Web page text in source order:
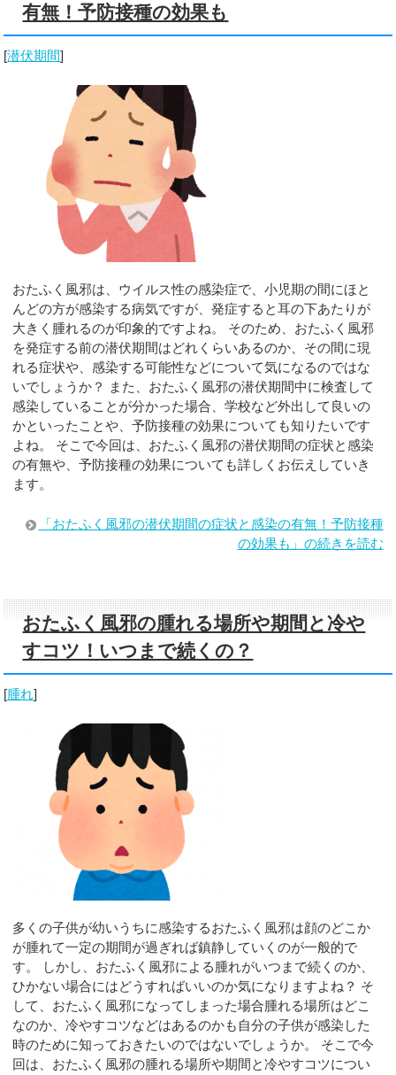
有無！予防接種の効果も
[潜伏期間]
おたふく風邪は、ウイルス性の感染症で、小児期の間にほと
んどの方が感染する病気ですが、発症すると耳の下あたりが
大きく腫れるのが印象的ですよね。 そのため、おたふく風邪
を発症する前の潜伏期間はどれくらいあるのか、その間に現
れる症状や、感染する可能性などについて気になるのではな
いでしょうか？ また、おたふく風邪の潜伏期間中に検査して
感染していることが分かった場合、学校など外出して良いの
かといったことや、予防接種の効果についても知りたいです
よね。 そこで今回は、おたふく風邪の潜伏期間の症状と感染
の有無や、予防接種の効果についても詳しくお伝えしていき
ます。
「おたふく風邪の潜伏期間の症状と感染の有無！予防接種
の効果も」の続きを読む
おたふく風邪の腫れる場所や期間と冷や
すコツ！いつまで続くの？
[腫れ]
多くの子供が幼いうちに感染するおたふく風邪は顔のどこか
が腫れて一定の期間が過ぎれば鎮静していくのが一般的で
す。 しかし、おたふく風邪による腫れがいつまで続くのか、
ひかない場合にはどうすればいいのか気になりますよね？ そ
して、おたふく風邪になってしまった場合腫れる場所はどこ
なのか、冷やすコツなどはあるのかも自分の子供が感染した
時のために知っておきたいのではないでしょうか。 そこで今
回は、おたふく風邪の腫れる場所や期間と冷やすコツについ